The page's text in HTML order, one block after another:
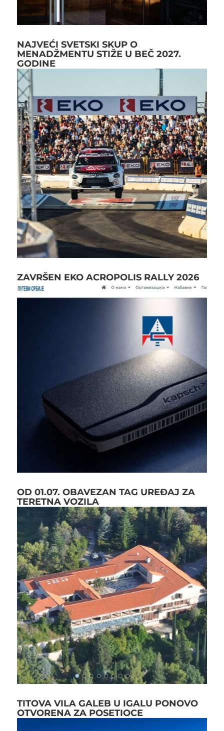
NAJVEĆI SVETSKI SKUP O
MENADŽMENTU STIŽE U BEČ 2027.
GODINE
ZAVRŠEN EKO ACROPOLIS RALLY 2026
OD 01.07. OBAVEZAN TAG UREĐAJ ZA
TERETNA VOZILA
TITOVA VILA GALEB U IGALU PONOVO
OTVORENA ZA POSETIOCE